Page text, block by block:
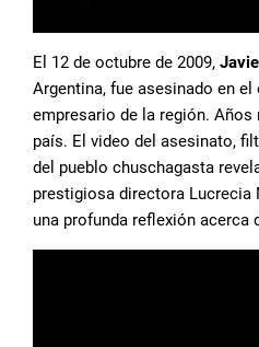
El 12 de octubre de 2009,
Argentina, fue asesinado en
empresario de la región.
país. El video del asesinato,
del pueblo chuschagasta
prestigiosa directora Lucrecia
una profunda reflexión